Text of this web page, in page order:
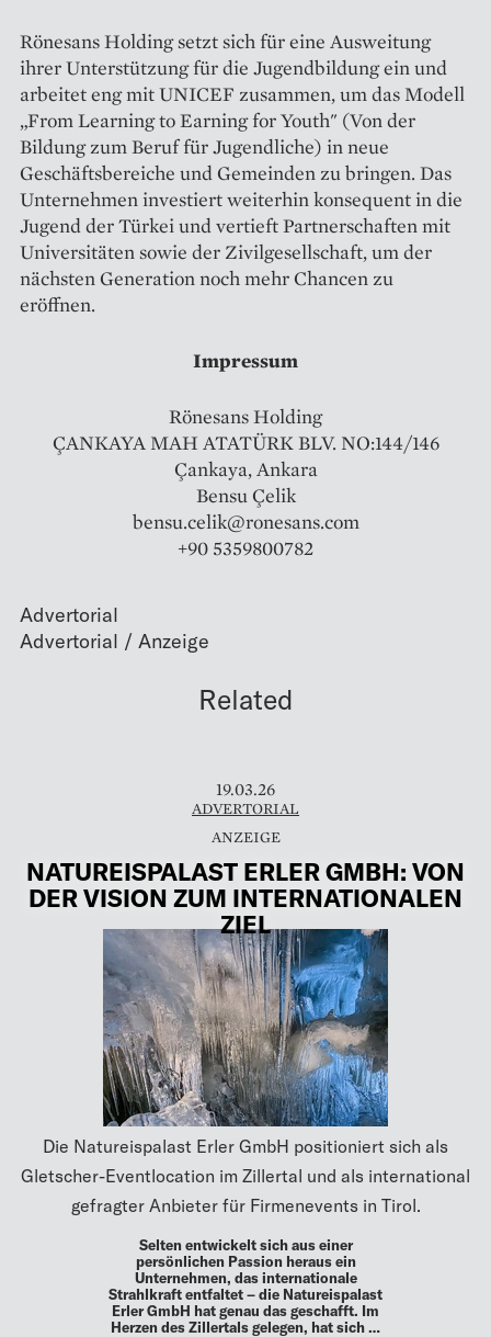
Rönesans Holding setzt sich für eine Ausweitung
ihrer Unterstützung für die Jugendbildung ein und
arbeitet eng mit UNICEF zusammen, um das Modell
„From Learning to Earning for Youth" (Von der
Bildung zum Beruf für Jugendliche) in neue
Geschäftsbereiche und Gemeinden zu bringen. Das
Unternehmen investiert weiterhin konsequent in die
Jugend der Türkei und vertieft Partnerschaften mit
Universitäten sowie der Zivilgesellschaft, um der
nächsten Generation noch mehr Chancen zu
eröffnen.
Impressum
Rönesans Holding
ÇANKAYA MAH ATATÜRK BLV. NO:144/146
Çankaya, Ankara
Bensu Çelik
bensu.celik@ronesans.com
+90 5359800782
Advertorial
Related
19.03.26
ADVERTORIAL
NATUREISPALAST ERLER GMBH: VON
DER VISION ZUM INTERNATIONALEN
ZIEL
Die Natureispalast Erler GmbH positioniert sich als
Gletscher-Eventlocation im Zillertal und als international
gefragter Anbieter für Firmenevents in Tirol.
Selten entwickelt sich aus einer
persönlichen Passion heraus ein
Unternehmen, das internationale
Strahlkraft entfaltet – die Natureispalast
Erler GmbH hat genau das geschafft. Im
Herzen des Zillertals gelegen, hat sich …